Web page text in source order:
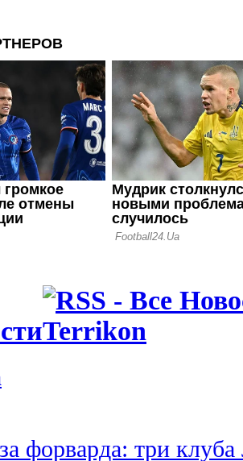
16.07.26 18:11
Сергей
нас в
12.07.26 12:31
Ротань:
слабое
последних
форварда: три